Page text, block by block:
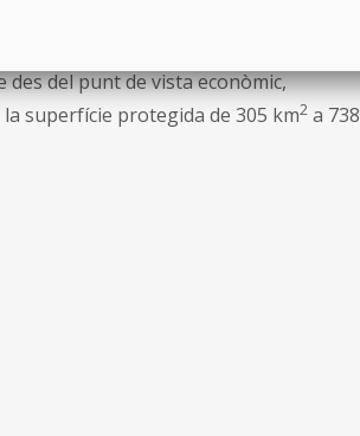
la Torre de Fontaubella,
que agafen el compromís d’adoptar,
del punt de vista econòmic,
superfície protegida de 305 km2 a 738